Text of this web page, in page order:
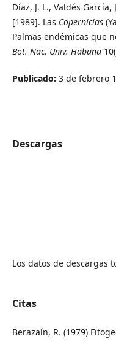
Díaz, J. L., Valdés
[1989]. Las Copernicias
Palmas endémicas que
Bot. Nac. Univ. Habana
Publicado: 3 de febrero
Descargas
Los datos de descargas
Citas
Berazaín, R. (1979)